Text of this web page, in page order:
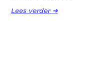
Lees verder ➜